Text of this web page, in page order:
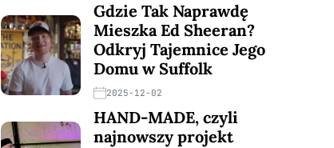
Gdzie Tak Naprawdę
Mieszka Ed Sheeran?
Odkryj Tajemnice Jego
Domu w Suffolk
2025-12-02
HAND-MADE, czyli
najnowszy projekt